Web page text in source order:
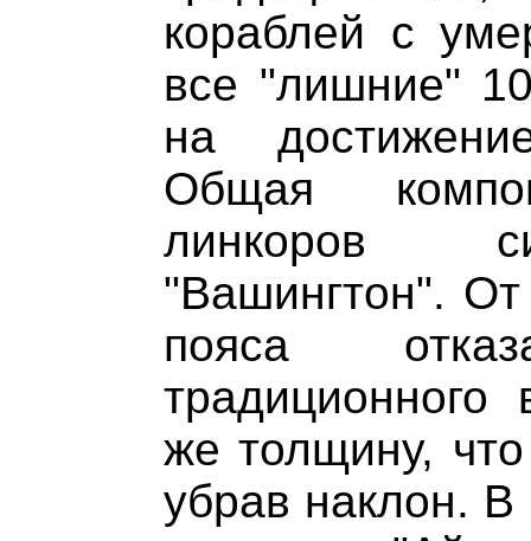
кораблей с
все "лишние"
на
Общая
линкоров
"Вашингтон". От
пояса
традиционного
же толщину,
убрав наклон. В